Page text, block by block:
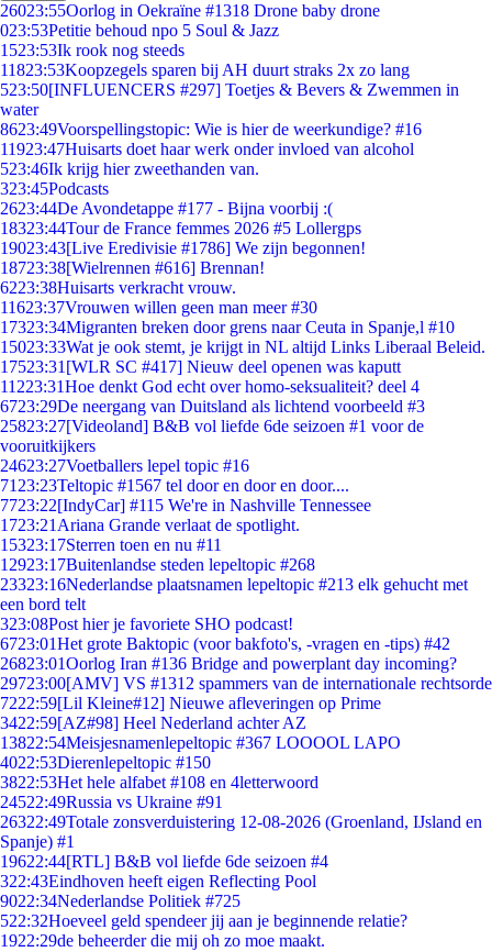
26023:55Oorlog in Oekraïne #1318 Drone baby drone
023:53Petitie behoud npo 5 Soul & Jazz
1523:53Ik rook nog steeds
11823:53Koopzegels sparen bij AH duurt straks 2x zo lang
523:50[INFLUENCERS #297] Toetjes & Bevers & Zwemmen in
water
8623:49Voorspellingstopic: Wie is hier de weerkundige? #16
11923:47Huisarts doet haar werk onder invloed van alcohol
523:46Ik krijg hier zweethanden van.
323:45Podcasts
2623:44De Avondetappe #177 - Bijna voorbij :(
18323:44Tour de France femmes 2026 #5 Lollergps
19023:43[Live Eredivisie #1786] We zijn begonnen!
18723:38[Wielrennen #616] Brennan!
6223:38Huisarts verkracht vrouw.
11623:37Vrouwen willen geen man meer #30
17323:34Migranten breken door grens naar Ceuta in Spanje,l #10
15023:33Wat je ook stemt, je krijgt in NL altijd Links Liberaal Beleid.
17523:31 [WLR SC #417] Nieuw deel openen was kaputt
11223:31Hoe denkt God echt over homo-seksualiteit? deel 4
6723:29De neergang van Duitsland als lichtend voorbeeld #3
25823:27[Videoland] B&B vol liefde 6de seizoen #1 voor de
vooruitkijkers
24623:27Voetballers lepel topic #16
71 23:23Teltopic #1567 tel door en door en door....
7723:22[IndyCar] #115 We're in Nashville Tennessee
1723:21 Ariana Grande verlaat de spotlight.
15323:17Sterren toen en nu #11
12923:17Buitenlandse steden lepeltopic #268
23323:16Nederlandse plaatsnamen lepeltopic #213 elk gehucht met
een bord telt
323:08Post hier je favoriete SHO podcast!
6723:01Het grote Baktopic (voor bakfoto's, -vragen en -tips) #42
26823:01Oorlog Iran #136 Bridge and powerplant day incoming?
29723:00[AMV] VS #1312 spammers van de internationale rechtsorde
7222:59[Lil Kleine#12] Nieuwe afleveringen op Prime
3422:59[AZ#98] Heel Nederland achter AZ
13822:54Meisjesnamenlepeltopic #367 LOOOOL LAPO
4022:53Dierenlepeltopic #150
3822:53Het hele alfabet #108 en 4letterwoord
24522:49Russia vs Ukraine #91
26322:49Totale zonsverduistering 12-08-2026 (Groenland, IJsland en
Spanje) #1
19622:44[RTL] B&B vol liefde 6de seizoen #4
322:43Eindhoven heeft eigen Reflecting Pool
9022:34Nederlandse Politiek #725
522:32Hoeveel geld spendeer jij aan je beginnende relatie?
1922:29de beheerder die mij oh zo moe maakt.